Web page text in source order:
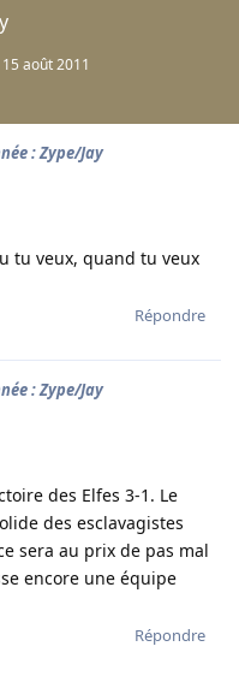
15 août 2011
: Zype/Jay
tu veux, quand tu veux
Répondre
: Zype/Jay
des Elfes 3-1. Le
des esclavagistes
sera au prix de pas mal
encore une équipe
Répondre